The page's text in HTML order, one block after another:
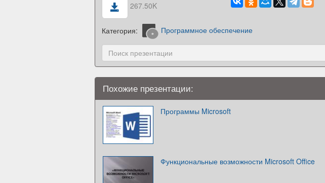
267.50K
Категория: Программное обеспечение
Похожие презентации:
Программы Microsoft
Функциональные возможности Microsoft Office